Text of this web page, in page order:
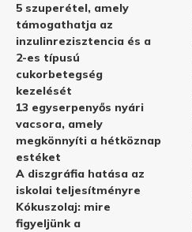
5 szuperétel, amely
támogathatja az
inzulinrezisztencia és a
2-es típusú
cukorbetegség
kezelését
13 egyserpenyős nyári
vacsora, amely
megkönnyíti a hétköznap
estéket
A diszgráfia hatása az
iskolai teljesítményre
Kókuszolaj: mire
figyeljünk a